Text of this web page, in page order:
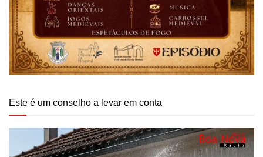
Este é um conselho a levar em conta